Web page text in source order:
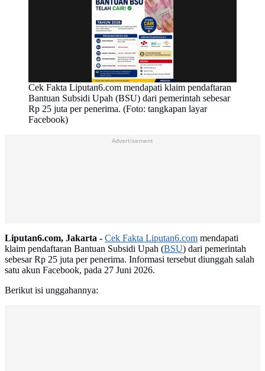
Cek Fakta Liputan6.com mendapati klaim pendaftaran
Bantuan Subsidi Upah (BSU) dari pemerintah sebesar
Rp 25 juta per penerima. (Foto: tangkapan layar
Facebook)
Advertisement
Liputan6.com, Jakarta - Cek Fakta Liputan6.com mendapati
klaim pendaftaran Bantuan Subsidi Upah (BSU) dari pemerintah
sebesar Rp 25 juta per penerima. Informasi tersebut diunggah salah
satu akun Facebook, pada 27 Juni 2026.
Berikut isi unggahannya: